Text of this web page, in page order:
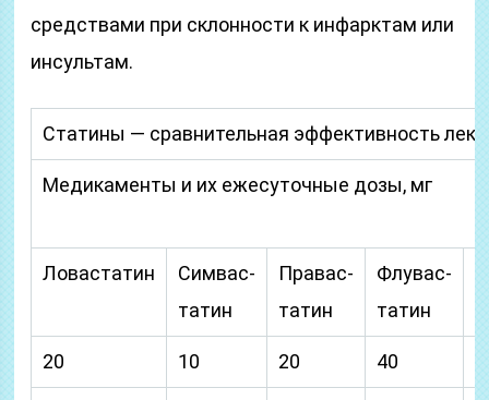
средствами при склонности к инфарктам или
инсультам.
Статины — сравнительная эффективность
Медикаменты и их ежесуточные дозы, мг
Ловастатин
Симвас-
татин
Правас-
татин
Флувас-
татин
20 10 20 40